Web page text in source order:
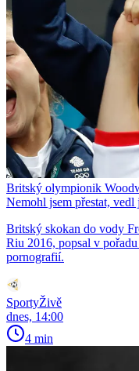
Britský olympionik
Nemohl jsem přestat,
Britský skokan do vody
Riu 2016, popsal v
pornografií.
SportyŽivě
dnes, 14:00
4 min